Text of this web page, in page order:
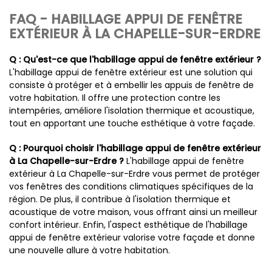
FAQ - HABILLAGE APPUI DE FENÊTRE
EXTÉRIEUR À LA CHAPELLE-SUR-ERDRE
Q : Qu'est-ce que l'habillage appui de fenêtre extérieur ?
L'habillage appui de fenêtre extérieur est une solution qui
consiste à protéger et à embellir les appuis de fenêtre de
votre habitation. Il offre une protection contre les
intempéries, améliore l'isolation thermique et acoustique,
tout en apportant une touche esthétique à votre façade.
Q : Pourquoi choisir l'habillage appui de fenêtre extérieur
à La Chapelle-sur-Erdre ? L'habillage appui de fenêtre
extérieur à La Chapelle-sur-Erdre vous permet de protéger
vos fenêtres des conditions climatiques spécifiques de la
région. De plus, il contribue à l'isolation thermique et
acoustique de votre maison, vous offrant ainsi un meilleur
confort intérieur. Enfin, l'aspect esthétique de l'habillage
appui de fenêtre extérieur valorise votre façade et donne
une nouvelle allure à votre habitation.